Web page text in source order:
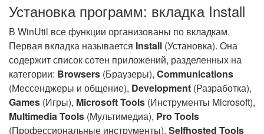
Установка программ: вкладка Install
В WinUtil все функции организованы по вкладкам.
Первая вкладка называется Install (Установка). Она
содержит список сотен приложений, разделенных на
категории: Browsers (Браузеры), Communications
(Мессенджеры и общение), Development (Разработка),
Games (Игры), Microsoft Tools (Инструменты Microsoft),
Multimedia Tools (Мультимедиа), Pro Tools
(Профессиональные инструменты), Selfhosted Tools